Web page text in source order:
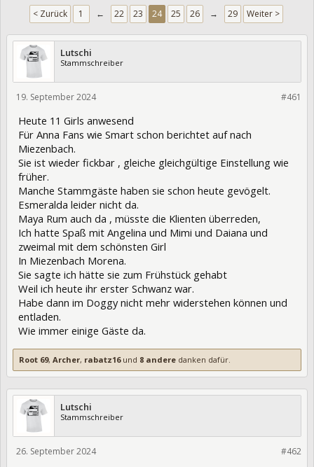
< Zurück 1 ← 22 23 24 25 26 → 29 Weiter >
Lutschi
Stammschreiber
#461
19. September 2024
Heute 11 Girls anwesend
Für Anna Fans wie Smart schon berichtet auf nach
Miezenbach.
Sie ist wieder fickbar , gleiche gleichgültige Einstellung wie
früher.
Manche Stammgäste haben sie schon heute gevögelt.
Esmeralda leider nicht da.
Maya Rum auch da , müsste die Klienten überreden,
Ich hatte Spaß mit Angelina und Mimi und Daiana und
zweimal mit dem schönsten Girl
In Miezenbach Morena.
Sie sagte ich hätte sie zum Frühstück gehabt
Weil ich heute ihr erster Schwanz war.
Habe dann im Doggy nicht mehr widerstehen können und
entladen.
Wie immer einige Gäste da.
Root 69, Archer, rabatz16und 8 andere danken dafür.
Lutschi
Stammschreiber
#462
26. September 2024